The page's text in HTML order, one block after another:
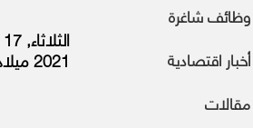
وظائف شاغرة
أخبار اقتصادية
مقالات
2021 ميلاديا.